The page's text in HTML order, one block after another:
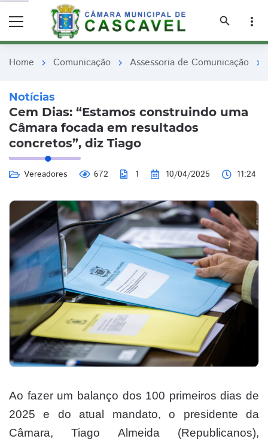
search
more_vert
Home chevron_right Comunicação chevron_right Assessoria de Comunicação chevron_right
Notícias
Cem Dias: “Estamos construindo uma
Câmara focada em resultados
concretos”, diz Tiago
Vereadores 672 1 10/04/2025 11:24
Ao fazer um balanço dos 100 primeiros dias de
2025 e do atual mandato, o presidente da
Câmara, Tiago Almeida (Republicanos),